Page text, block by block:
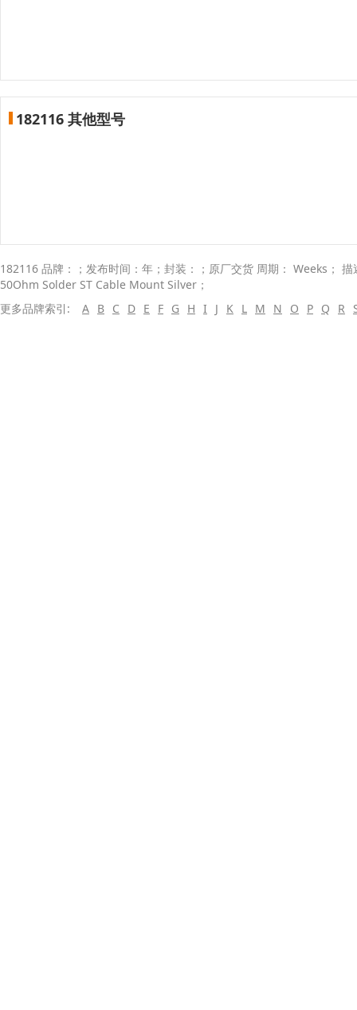
182116 其他型号
182116 品牌：；发布时间：年；封装：；原厂交货 周期： Weeks；
50Ohm Solder ST Cable Mount Silver；
更多品牌索引:
A B C D E F G H I J K L M N O P Q R